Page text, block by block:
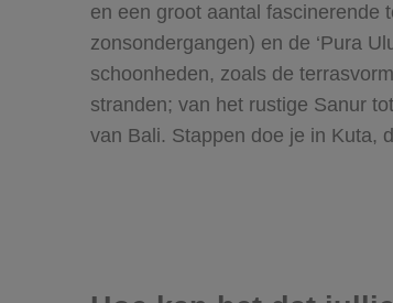
en een groot aantal fascinerende
zonsondergangen) en de ‘Pura
schoonheden, zoals de
stranden; van het rustige Sanur
van Bali. Stappen doe je in Kuta,